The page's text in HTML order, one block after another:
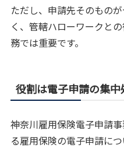
ただし、申請先そのもの
く、管轄ハローワークと
務では重要です。
役割は電子申請の集中
神奈川雇用保険電子申請
る雇用保険の電子申請に